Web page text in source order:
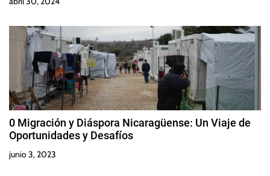
0 Migración y Diáspora Nicaragüense: Un Viaje de
Oportunidades y Desafíos
junio 3, 2023